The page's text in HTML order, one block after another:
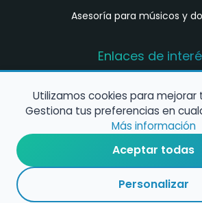
Asesoría para músicos y
Enlaces de
música en España
Configura alertas de
Contacta con
Utilizamos cookies para mejorar
Gestiona tus preferencias en
Más información
Aceptar todas
Personalizar